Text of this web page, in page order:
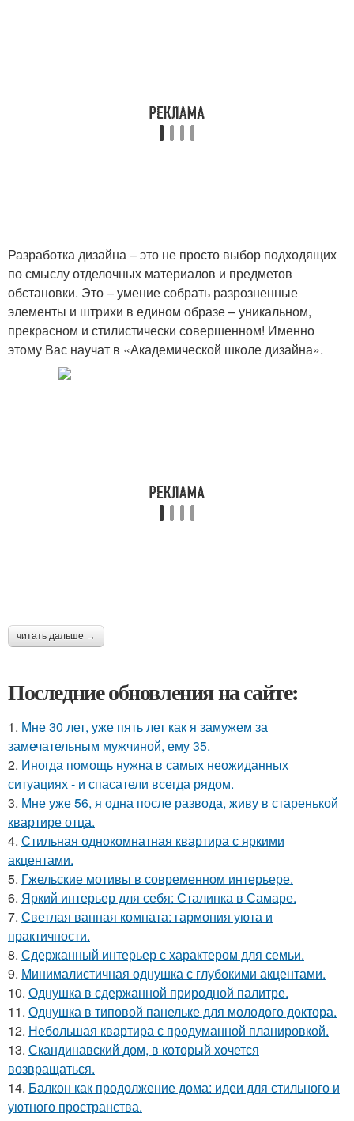
Разработка дизайна – это не просто выбор подходящих
по смыслу отделочных материалов и предметов
обстановки. Это – умение собрать разрозненные
элементы и штрихи в едином образе – уникальном,
прекрасном и стилистически совершенном! Именно
этому Вас научат в «Академической школе дизайна».
читать дальше →
Последние обновления на сайте:
1. Мне 30 лет, уже пять лет как я замужем за
замечательным мужчиной, ему 35.
2. Иногда помощь нужна в самых неожиданных
ситуациях - и спасатели всегда рядом.
3. Мне уже 56, я одна после развода, живу в старенькой
квартире отца.
4. Стильная однокомнатная квартира с яркими
акцентами.
5. Гжельские мотивы в современном интерьере.
6. Яркий интерьер для себя: Сталинка в Самаре.
7. Светлая ванная комната: гармония уюта и
практичности.
8. Сдержанный интерьер с характером для семьи.
9. Минималистичная однушка с глубокими акцентами.
10. Однушка в сдержанной природной палитре.
11. Однушка в типовой панельке для молодого доктора.
12. Небольшая квартира с продуманной планировкой.
13. Скандинавский дом, в который хочется
возвращаться.
14. Балкон как продолжение дома: идеи для стильного и
уютного пространства.